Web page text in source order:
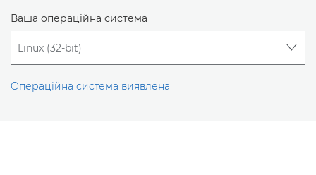
Ваша операційна система
Операційна система виявлена